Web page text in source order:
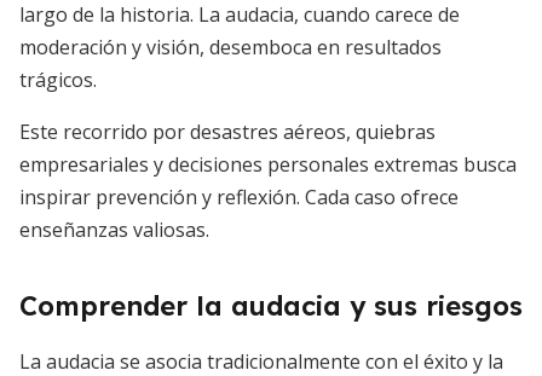
largo de la historia. La audacia, cuando carece de
moderación y visión, desemboca en resultados
trágicos.
Este recorrido por desastres aéreos, quiebras
empresariales y decisiones personales extremas busca
inspirar prevención y reflexión. Cada caso ofrece
enseñanzas valiosas.
Comprender la audacia y sus riesgos
La audacia se asocia tradicionalmente con el éxito y la